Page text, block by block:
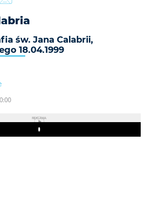
św. Jana Calabrii,
18.04.1999
REKLAMA
Play